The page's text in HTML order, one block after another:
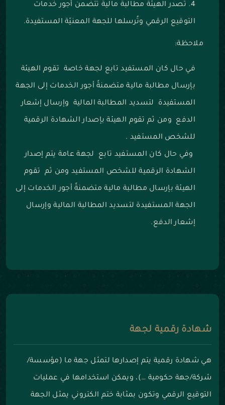
تُصدر الهيئة مطالبة مالية تتضمن أجور خدمات
التوقيع الرقمي وتُرسلها للجهة المعنيّة المستفيدة.
ملاحظة:
في حال كان المستفيد تابع لجهة خاصة تقوم الهيئة
بإرسال مطالبة مالية متضمنةً أجور الخدمات إلى الجهة
المستفيدة لتسديد المطالبة المالية وإرسال إشعار
الدفع ومن ثم تقوم الهيئة بإصدار الشهادة الرقمية
للشخص المستفيد .
وفي حال كان المستفيد تابع لجهة عامة يتم إصدار
الشهادة الرقمية للشخص المستفيد ومن ثم تقوم
الهيئة بإرسال مطالبة مالية متضمنةً أجور الخدمات إلى
الجهة المستفيدة لتسديد المطالبة المالية وإرسال
إشعار الدفع.
شهادة رقمية لجهة
هي شهادة رقمية يتم إصدارها لتمثل جهة ما (مؤسسة/
شركة/جهة حكومية …)، ويمكن استخدامها في عمليات
التوقيع الرقمي وتكون بمثابة ختم الكتروني يمثل الجهة